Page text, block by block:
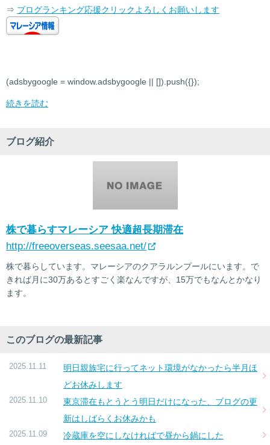
⇒ ブログランキング応援クリックよろしくお願いします
(adsbygoogle = window.adsbygoogle || []).push({});
続きを読む
ブログ紹介
株で暮らすマレーシア 快適超長期滞在
http://freeoverseas.seesaa.net/
株で暮らしています。マレーシアのクアラルンプールにいます。で
きれば月に30万あるとすごく楽なんですが、15万でもなんとかなり
ます。
このブログの最新記事
2025.11.11
明日親族宅に行ってネット環境がなかったら半月ほ
どお休みします
2025.11.10
東京滞在もとうとう明日だけになった、ブログの更
新はしばらくお休みかも
2025.11.09 冷蔵庫を空にしなければで昼から鍋にした